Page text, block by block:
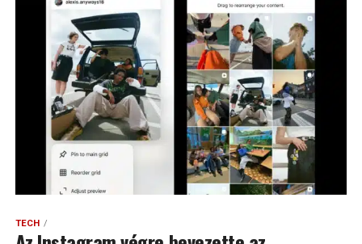
TECH